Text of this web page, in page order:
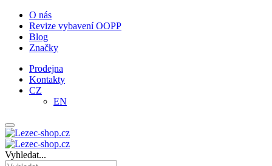
O nás
Revize vybavení OOPP
Blog
Značky
Prodejna
Kontakty
CZ
EN
Vyhledat...